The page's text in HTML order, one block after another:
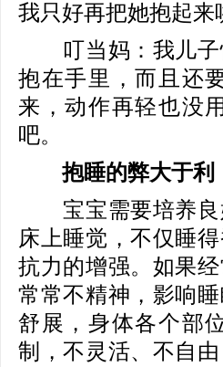
我只好再把她抱起来
叮当妈：我儿子
抱在手里，而且还
来，动作再轻也没
吧。
抱睡的弊大于利
宝宝需要培养良
床上睡觉，不仅睡
抗力的增强。如果
常常不精神，影响
舒展，身体各个部
制，不灵活、不自